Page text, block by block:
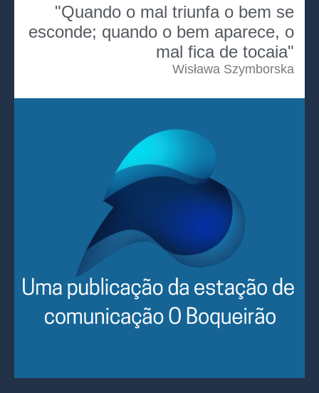
"Quando o mal triunfa o bem se
esconde; quando o bem aparece, o
mal fica de tocaia"
Wisława Szymborska